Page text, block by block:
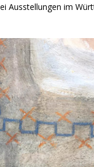
Ausstellungen im